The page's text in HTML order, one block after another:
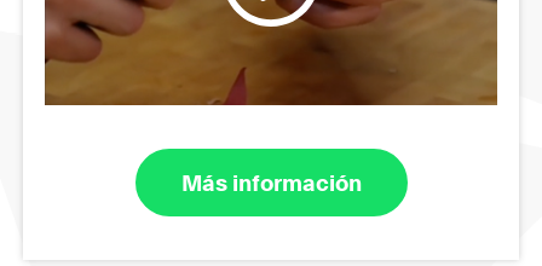
Más información